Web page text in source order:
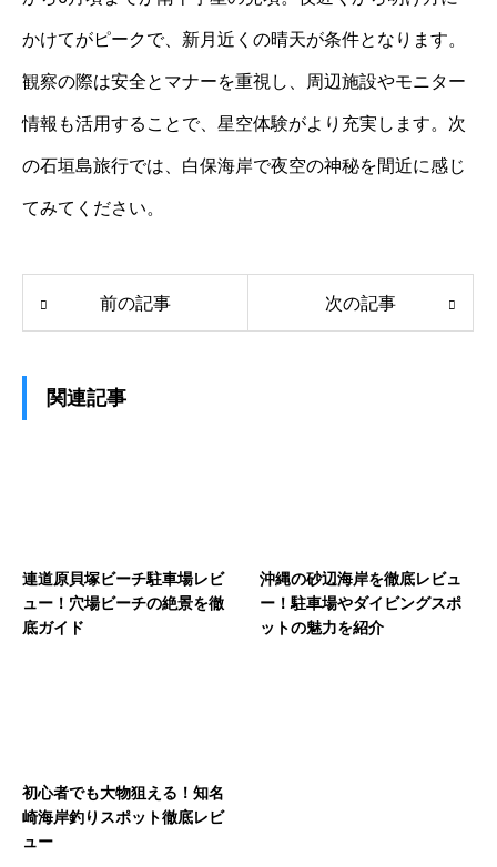
かけてがピークで、新月近くの晴天が条件となります。
観察の際は安全とマナーを重視し、周辺施設やモニター
情報も活用することで、星空体験がより充実します。次
の石垣島旅行では、白保海岸で夜空の神秘を間近に感じ
てみてください。
前の記事 次の記事
関連記事
連道原貝塚ビーチ駐車場レビ
ュー！穴場ビーチの絶景を徹
底ガイド
沖縄の砂辺海岸を徹底レビュ
ー！駐車場やダイビングスポ
ットの魅力を紹介
初心者でも大物狙える！知名
崎海岸釣りスポット徹底レビ
ュー